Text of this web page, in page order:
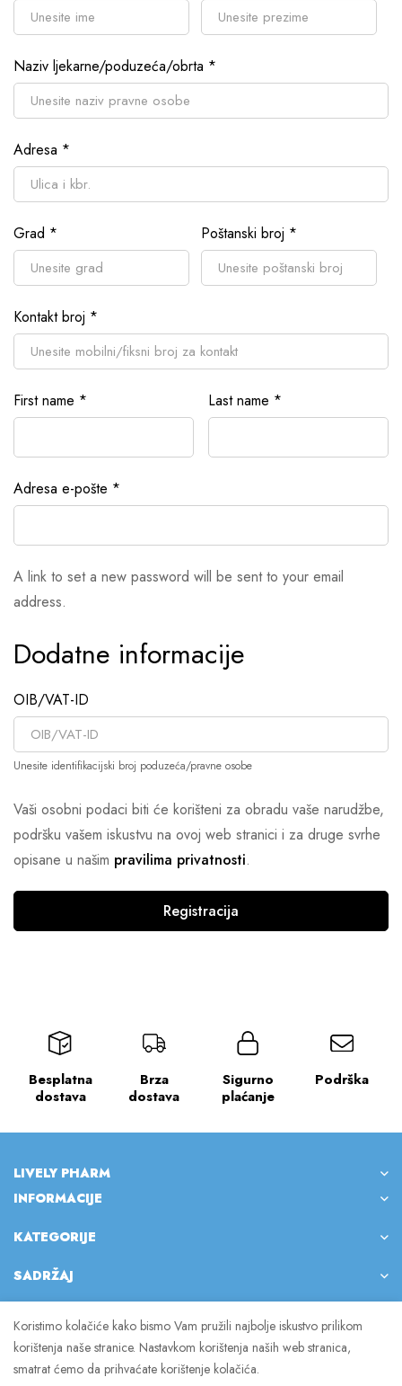
Naziv ljekarne/poduzeća/obrta *
Adresa *
Grad * Poštanski broj *
Kontakt broj *
First name * Last name *
Adresa e-pošte *
A link to set a new password will be sent to your email
address.
Dodatne informacije
OIB/VAT-ID
Unesite identifikacijski broj poduzeća/pravne osobe
Vaši osobni podaci biti će korišteni za obradu vaše narudžbe,
podršku vašem iskustvu na ovoj web stranici i za druge svrhe
opisane u našim pravilima privatnosti.
Registracija
Besplatna
dostava
Brza
dostava
Sigurno
plaćanje
Podrška
LIVELY PHARM
INFORMACIJE
KATEGORIJE
SADRŽAJ
© 2023 Lively Pharm. Sva prava pridržana.
Koristimo kolačiće kako bismo Vam pružili najbolje iskustvo prilikom
korištenja naše stranice. Nastavkom korištenja naših web stranica,
smatrat ćemo da prihvaćate korištenje kolačića.